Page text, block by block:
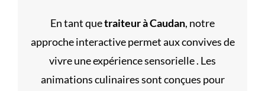
En tant quetraiteur à Caudan, notre
approche interactive permet aux convives de
vivre une expérience sensorielle . Les
animations culinaires sont conçues pour